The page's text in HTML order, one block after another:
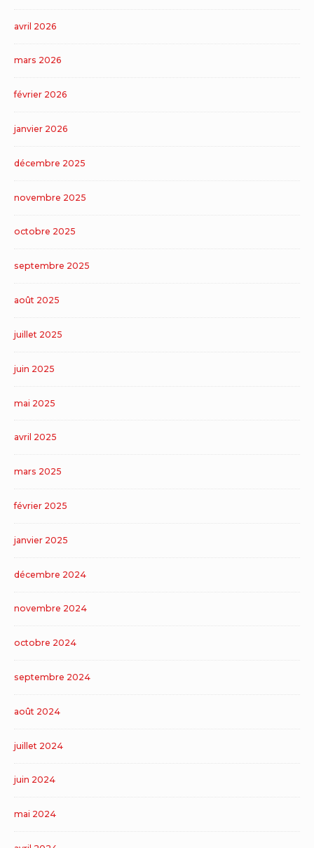
avril 2026
mars 2026
février 2026
janvier 2026
décembre 2025
novembre 2025
octobre 2025
septembre 2025
août 2025
juillet 2025
juin 2025
mai 2025
avril 2025
mars 2025
février 2025
janvier 2025
décembre 2024
novembre 2024
octobre 2024
septembre 2024
août 2024
juillet 2024
juin 2024
mai 2024